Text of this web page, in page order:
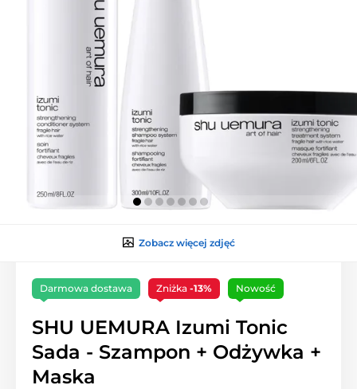
Zobacz więcej zdjęć
Darmowa dostawa Zniżka -13% Nowość
SHU UEMURA Izumi Tonic
Sada - Szampon + Odżywka +
Maska